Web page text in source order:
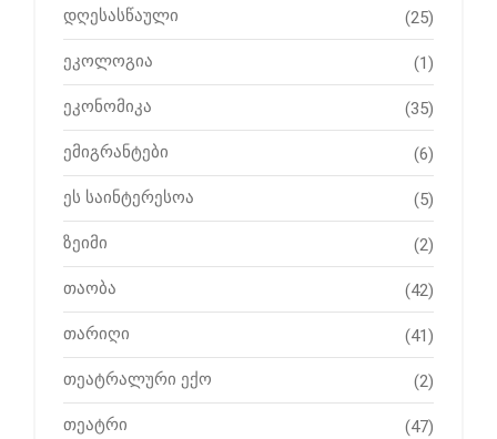
დღესასწაული (25)
ეკოლოგია (1)
ეკონომიკა (35)
ემიგრანტები (6)
ეს საინტერესოა (5)
ზეიმი (2)
თაობა (42)
თარიღი (41)
თეატრალური ექო (2)
თეატრი (47)